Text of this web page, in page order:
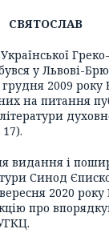
СВЯТОСЛАВ
у Львові-
2009 року
на питання
видання і
Синод
2020 року
про